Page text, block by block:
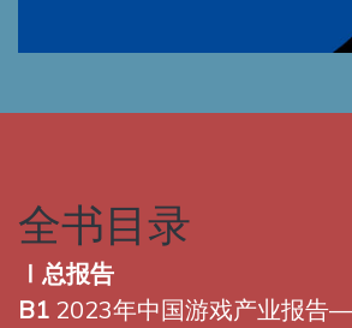
全书目录
Ⅰ总报告
B1 2023年中国游戏产业报告